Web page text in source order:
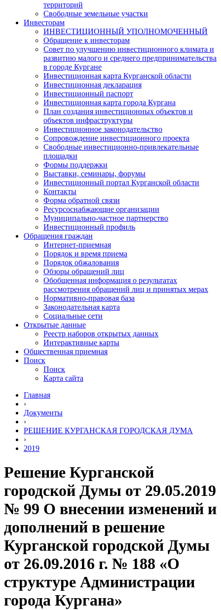
территорий
Свободные земельные участки
Инвесторам
ИНВЕСТИЦИОННЫЙ УПОЛНОМОЧЕННЫЙ
Обращение к инвесторам
Совет по улучшению инвестиционного климата и
развитию малого и среднего предпринимательства
в городе Кургане
Инвестиционная карта Курганской области
Инвестиционная декларация
Инвестиционный паспорт
Инвестиционная карта города Кургана
План создания инвестиционных объектов и
объектов инфраструктуры
Инвестиционное законодательство
Сопровождение инвестиционного проекта
Свободные инвестиционно-привлекательные
площадки
Формы поддержки
Выставки, семинары, форумы
Инвестиционный портал Курганской области
Контакты
Форма обратной связи
Ресурсоснабжающие организации
Муниципально-частное партнерство
Инвестиционный профиль
Обращения граждан
Интернет-приемная
Порядок и время приема
Порядок обжалования
Обзоры обращений лиц
Обобщенная информация о результатах
рассмотрения обращений лиц и принятых мерах
Нормативно-правовая база
Законодательная карта
Социальные сети
Открытые данные
Реестр наборов открытых данных
Интерактивные карты
Общественная приемная
Поиск
Поиск
Карта сайта
Главная
›
Документы
›
РЕШЕНИЕ КУРГАНСКАЯ ГОРОДСКАЯ ДУМА
›
2019
Решение Курганской
городской Думы от 29.05.2019
№ 99 О внесении изменений и
дополнений в решение
Курганской городской Думы
от 26.09.2016 г. № 188 «О
структуре Администрации
города Кургана»